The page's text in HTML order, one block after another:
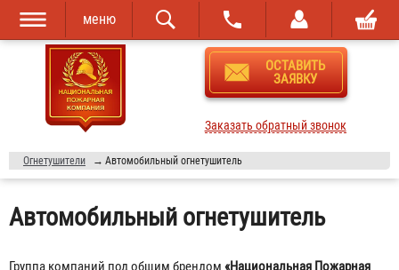
Перейти к
основному
содержанию
Skip to
navigation
меню
ОСТАВИТЬ
ЗАЯВКУ
Заказать обратный звонок
Огнетушители → Автомобильный огнетушитель
Автомобильный огнетушитель
Группа компаний под общим брендом «Национальная Пожарная